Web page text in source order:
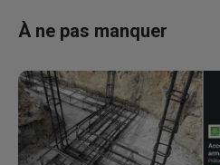
À ne pas manquer